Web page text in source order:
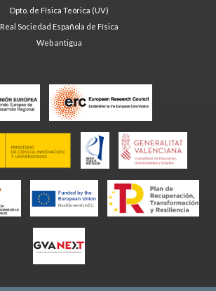
Dpto. de Física Teórica (UV)
Real Sociedad Española de Física
Web antigua